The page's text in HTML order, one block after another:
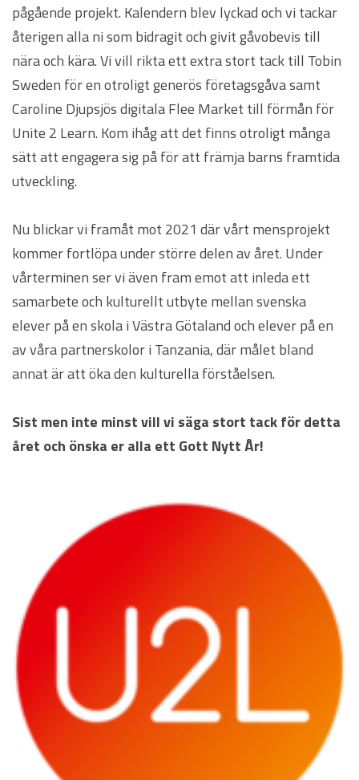
pågående projekt. Kalendern blev lyckad och vi tackar
återigen alla ni som bidragit och givit gåvobevis till
nära och kära. Vi vill rikta ett extra stort tack till Tobin
Sweden för en otroligt generös företagsgåva samt
Caroline Djupsjös digitala Flee Market till förmån för
Unite 2 Learn. Kom ihåg att det finns otroligt många
sätt att engagera sig på för att främja barns framtida
utveckling.
Nu blickar vi framåt mot 2021 där vårt mensprojekt
kommer fortlöpa under större delen av året. Under
vårterminen ser vi även fram emot att inleda ett
samarbete och kulturellt utbyte mellan svenska
elever på en skola i Västra Götaland och elever på en
av våra partnerskolor i Tanzania, där målet bland
annat är att öka den kulturella förståelsen.
Sist men inte minst vill vi säga stort tack för detta
året och önska er alla ett Gott Nytt År!